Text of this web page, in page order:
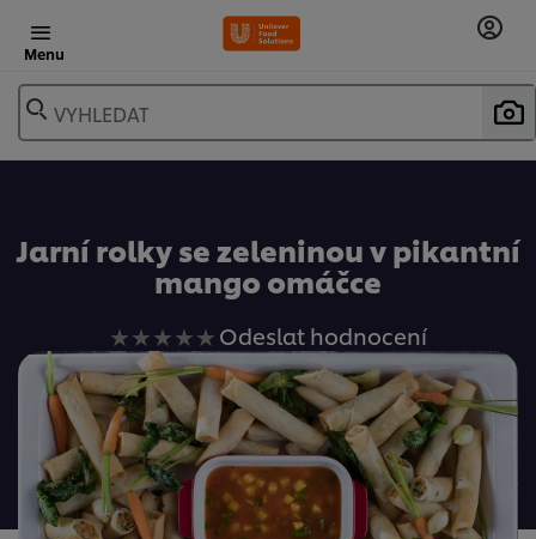
Menu
VYHLEDAT
Jarní rolky se zeleninou v pikantní
mango omáčce
Pro
tuto
recipe
nebyla
odeslána
žádná
hodnocení
Odeslat hodnocení